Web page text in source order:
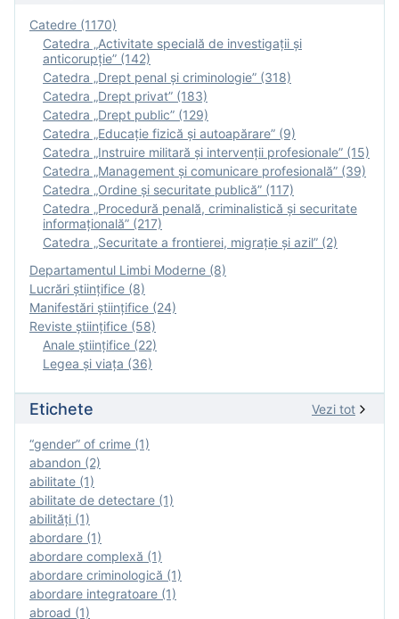
Catedre (1170)
Catedra „Activitate specială de investigaţii şi
anticorupție” (142)
Catedra „Drept penal și criminologie” (318)
Catedra „Drept privat” (183)
Catedra „Drept public” (129)
Catedra „Educație fizică şi autoapărare” (9)
Catedra „Instruire militară şi intervenţii profesionale” (15)
Catedra „Management și comunicare profesională” (39)
Catedra „Ordine și securitate publică” (117)
Catedra „Procedură penală, criminalistică și securitate
informațională” (217)
Catedra „Securitate a frontierei, migrație și azil” (2)
Departamentul Limbi Moderne (8)
Lucrări științifice (8)
Manifestări ştiinţifice (24)
Reviste ştiinţifice (58)
Anale ştiinţifice (22)
Legea şi viaţa (36)
Etichete Vezi tot
“gender” of crime (1)
abandon (2)
abilitate (1)
abilitate de detectare (1)
abilităţi (1)
abordare (1)
abordare complexă (1)
abordare criminologică (1)
abordare integratoare (1)
abroad (1)